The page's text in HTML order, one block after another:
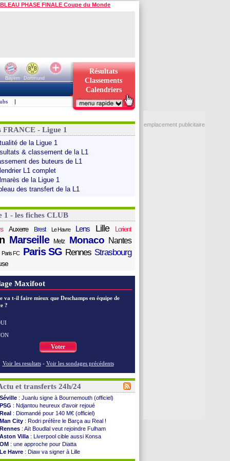
PHASE FINALE Coupe du Monde
Bayern
Dortmund
Résultats
Classements
Calendriers
|
FRANCE - Ligue 1
de la Ligue 1
& classement de la L1
des buteurs de L1
L1 complet
de la Ligue 1
des transfert de la L1
1 - les fiches CLUB
Auxerre Brest Le Havre Lens Lille Lorient
Marseille Metz Monaco Nantes
Paris FC Paris SG Rennes Strasbourg
Maxifoot
va t-il faire mieux que Deschamps en équipe de
?
Voter
Voir les resultats - Voir les sondages précédents
et transferts 24h/24
Séville : Juanlu signe à Bournemouth (officiel)
PSG : Ndjantou heureux d'avoir rejoué
Real : Diomandé pour 140 M€ (officiel)
Man City : Rodri préfère le Barça au Real !
Rennes : Aït Boudlal veut rejoindre Fulham
Aston Villa : Liverpool cible aussi Konsa
OM : une approche pour Diatta
Le Havre : Diaw va signer à Lille
Trabzonspor: Salah a signé ! (officiel)
emplacement publicitaire